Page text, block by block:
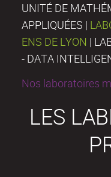
UNITÉ DE
APPLIQUÉES |
ENS DE LYON |
- DATA
Nos laboratoires
LES